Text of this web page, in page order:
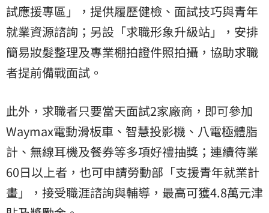
試應援專區」，提供履歷健檢、面試技巧與青年
就業資源諮詢；另設「求職形象升級站」，安排
簡易妝髮整理及專業棚拍證件照拍攝，協助求職
者提前備戰面試。
此外，求職者只要當天面試2家廠商，即可參加
Waymax電動滑板車、智慧投影機、八電極體脂
計、無線耳機及餐券等多項好禮抽獎；連續待業
60日以上者，也可申請勞動部「支援青年就業計
畫」，接受職涯諮詢與輔導，最高可獲4.8萬元津